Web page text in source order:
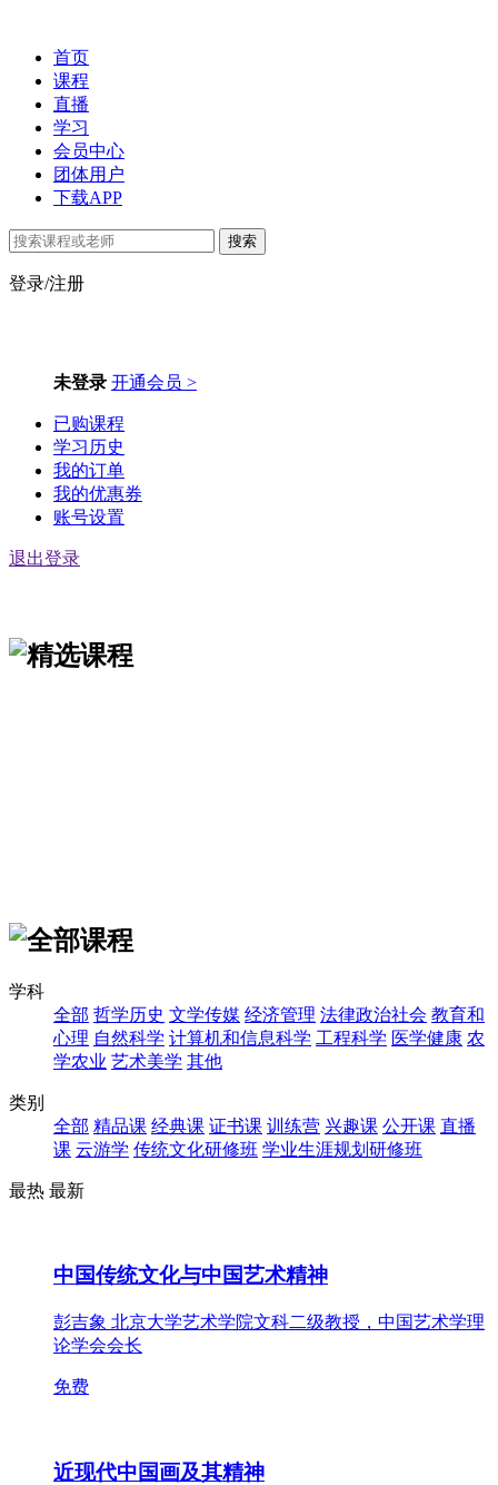
首页
课程
直播
学习
会员中心
团体用户
下载APP
搜索
登录/注册
未登录 开通会员 >
已购课程
学习历史
我的订单
我的优惠券
账号设置
退出登录
学科
全部 哲学历史 文学传媒 经济管理 法律政治社会 教育和
心理 自然科学 计算机和信息科学 工程科学 医学健康 农
学农业 艺术美学 其他
类别
全部 精品课 经典课 证书课 训练营 兴趣课 公开课 直播
课 云游学 传统文化研修班 学业生涯规划研修班
最热 最新
中国传统文化与中国艺术精神
彭吉象 北京大学艺术学院文科二级教授，中国艺术学理
论学会会长
免费
近现代中国画及其精神